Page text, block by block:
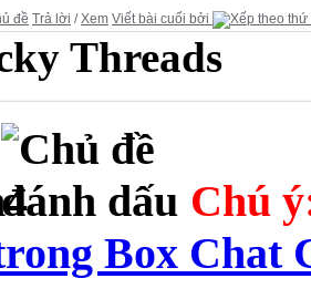
đề Trả lời /Xem Viết bài cuối bởi
Threads
Chú
Box Chat